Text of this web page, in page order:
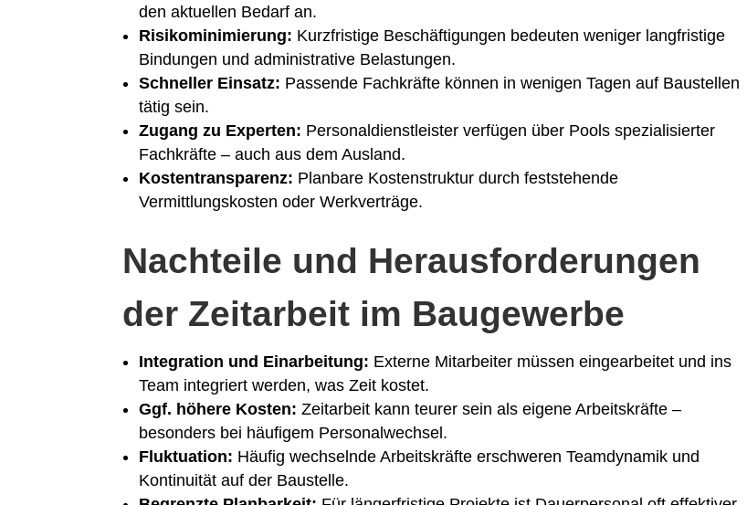
den aktuellen Bedarf an.
Risikominimierung: Kurzfristige Beschäftigungen bedeuten weniger langfristige
Bindungen und administrative Belastungen.
Schneller Einsatz: Passende Fachkräfte können in wenigen Tagen auf Baustellen
tätig sein.
Zugang zu Experten: Personaldienstleister verfügen über Pools spezialisierter
Fachkräfte – auch aus dem Ausland.
Kostentransparenz: Planbare Kostenstruktur durch feststehende
Vermittlungskosten oder Werkverträge.
Nachteile und Herausforderungen
der Zeitarbeit im Baugewerbe
Integration und Einarbeitung: Externe Mitarbeiter müssen eingearbeitet und ins
Team integriert werden, was Zeit kostet.
Ggf. höhere Kosten: Zeitarbeit kann teurer sein als eigene Arbeitskräfte –
besonders bei häufigem Personalwechsel.
Fluktuation: Häufig wechselnde Arbeitskräfte erschweren Teamdynamik und
Kontinuität auf der Baustelle.